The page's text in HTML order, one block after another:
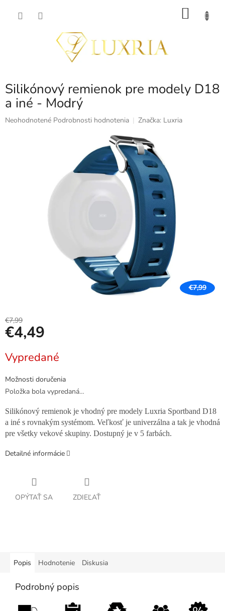
Silikónový remienok pre modely D18
a iné - Modrý
Priemerné
Neohodnotené Podrobnosti hodnotenia Značka: Luxria
€7,99
€7,99
€4,49
cena:
Vypredané
Možnosti doručenia
Položka bola vypredaná…
Silikónový remienok je vhodný pre modely Luxria Sportband D18
a iné s rovnakým systémom. Veľkosť je univerzálna a tak je vhodná
pre všetky vekové skupiny. Dostupný je v 5 farbách.
Detailné informácie
OPÝTAŤ SA ZDIEĽAŤ
Popis Hodnotenie Diskusia
Podrobný popis